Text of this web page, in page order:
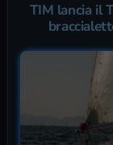
TIM lancia il